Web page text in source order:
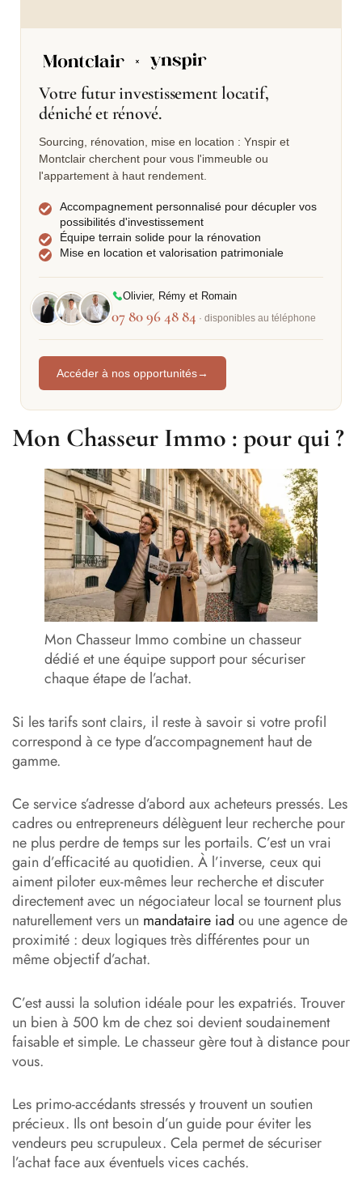
Votre futur investissement locatif,
déniché et rénové.
Sourcing, rénovation, mise en location : Ynspir et
Montclair cherchent pour vous l'immeuble ou
l'appartement à haut rendement.
Accompagnement personnalisé pour décupler vos
possibilités d'investissement
Équipe terrain solide pour la rénovation
Mise en location et valorisation patrimoniale
Olivier, Rémy et Romain
07 80 96 48 84 · disponibles au téléphone
Accéder à nos opportunités→
Mon Chasseur Immo : pour qui ?
Mon Chasseur Immo combine un chasseur
dédié et une équipe support pour sécuriser
chaque étape de l’achat.
Si les tarifs sont clairs, il reste à savoir si votre profil
correspond à ce type d’accompagnement haut de
gamme.
Ce service s’adresse d’abord aux acheteurs pressés. Les
cadres ou entrepreneurs délèguent leur recherche pour
ne plus perdre de temps sur les portails. C’est un vrai
gain d’efficacité au quotidien. À l’inverse, ceux qui
aiment piloter eux-mêmes leur recherche et discuter
directement avec un négociateur local se tournent plus
naturellement vers un mandataire iad ou une agence de
proximité : deux logiques très différentes pour un
même objectif d’achat.
C’est aussi la solution idéale pour les expatriés. Trouver
un bien à 500 km de chez soi devient soudainement
faisable et simple. Le chasseur gère tout à distance pour
vous.
Les primo-accédants stressés y trouvent un soutien
précieux. Ils ont besoin d’un guide pour éviter les
vendeurs peu scrupuleux. Cela permet de sécuriser
l’achat face aux éventuels vices cachés.